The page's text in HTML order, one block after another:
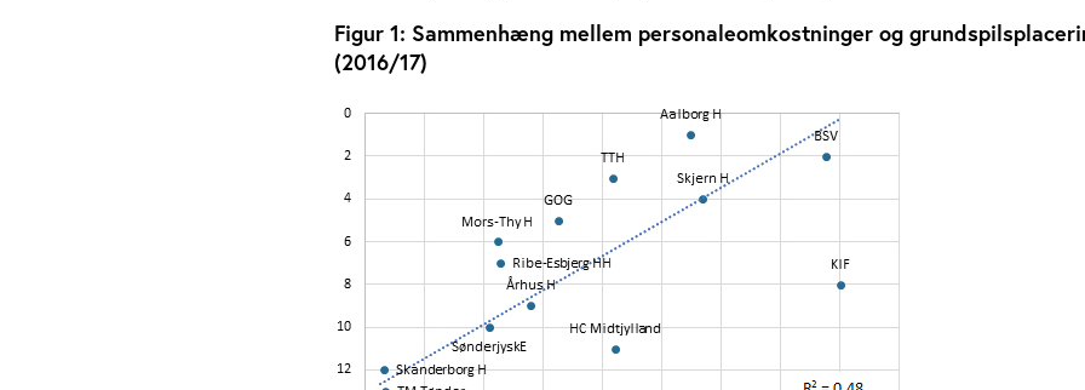
Figur 1: Sammenhæng mellem personaleomkostninger og
(2016/17)